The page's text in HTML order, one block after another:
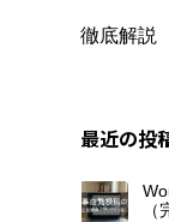
徹底解説
最近の投